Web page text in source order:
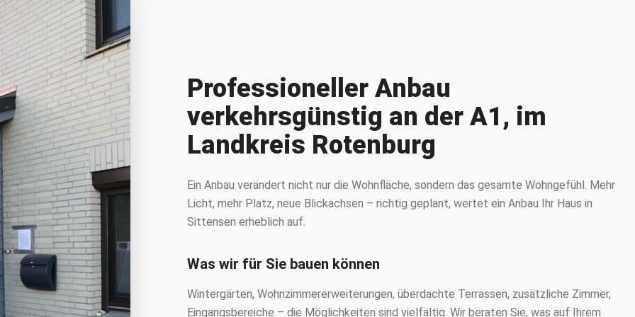
Professioneller Anbau
verkehrsgünstig an der A1, im
Landkreis Rotenburg
Ein Anbau verändert nicht nur die Wohnfläche, sondern das gesamte Wohngefühl. Mehr
Licht, mehr Platz, neue Blickachsen – richtig geplant, wertet ein Anbau Ihr Haus in
Sittensen erheblich auf.
Was wir für Sie bauen können
Wintergärten, Wohnzimmererweiterungen, überdachte Terrassen, zusätzliche Zimmer,
Eingangsbereiche – die Möglichkeiten sind vielfältig. Wir beraten Sie, was auf Ihrem